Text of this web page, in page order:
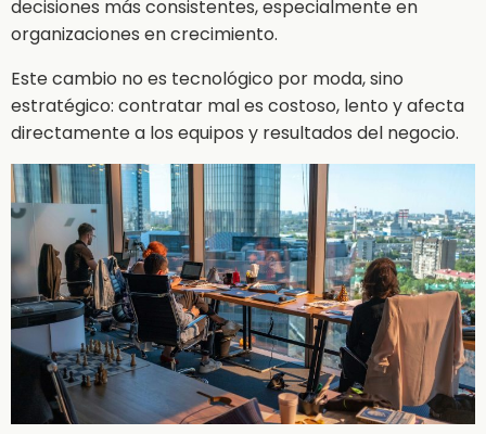
decisiones más consistentes, especialmente en
organizaciones en crecimiento.
Este cambio no es tecnológico por moda, sino
estratégico: contratar mal es costoso, lento y afecta
directamente a los equipos y resultados del negocio.